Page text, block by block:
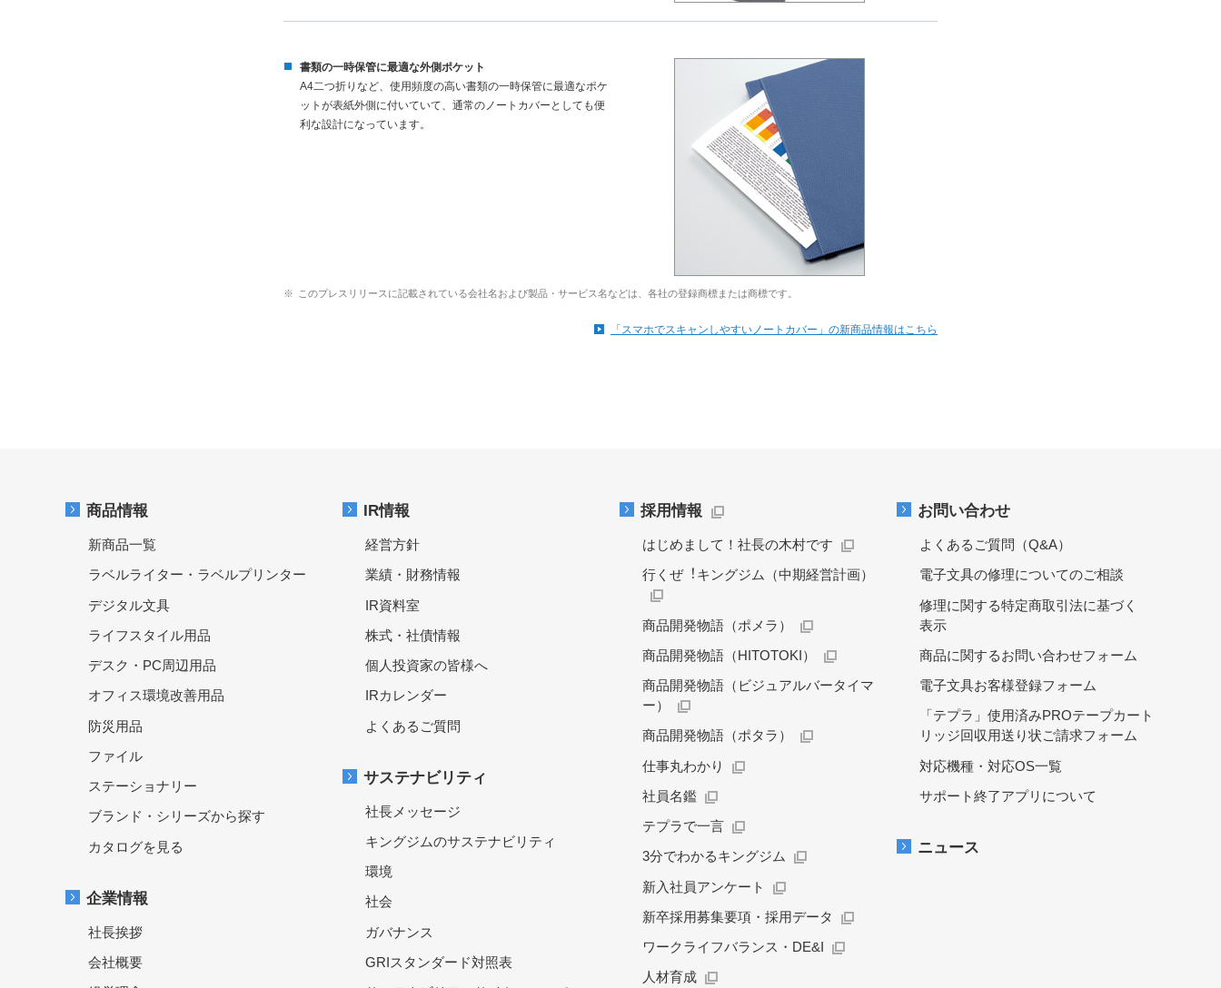
書類の一時保管に最適な外側ポケット
A4二つ折りなど、使用頻度の高い書類の一時保管に最適なポケ
ットが表紙外側に付いていて、通常のノートカバーとしても便
利な設計になっています。
※ このプレスリリースに記載されている会社名および製品・サービス名などは、各社の登録商標または商標です。
「スマホでスキャンしやすいノートカバー」の新商品情報はこちら
商品情報
新商品一覧
ラベルライター・ラベルプリンター
デジタル文具
ライフスタイル用品
デスク・PC周辺用品
オフィス環境改善用品
防災用品
ファイル
ステーショナリー
ブランド・シリーズから探す
カタログを見る
企業情報
社長挨拶
会社概要
IR情報
経営方針
業績・財務情報
IR資料室
株式・社債情報
個人投資家の皆様へ
IRカレンダー
よくあるご質問
サステナビリティ
社長メッセージ
キングジムのサステナビリティ
環境
社会
ガバナンス
GRIスタンダード対照表
採用情報
はじめまして！社長の木村です
行くぜ︕キングジム（中期経営計画）
商品開発物語（ポメラ）
商品開発物語（HITOTOKI）
商品開発物語（ビジュアルバータイマ
ー）
商品開発物語（ポタラ）
仕事丸わかり
社員名鑑
テプラで一言
3分でわかるキングジム
新入社員アンケート
新卒採用募集要項・採用データ
ワークライフバランス・DE&I
人材育成
お問い合わせ
よくあるご質問（Q&A）
電子文具の修理についてのご相談
修理に関する特定商取引法に基づく
表示
商品に関するお問い合わせフォーム
電子文具お客様登録フォーム
「テプラ」使用済みPROテープカート
リッジ回収用送り状ご請求フォーム
対応機種・対応OS一覧
サポート終了アプリについて
ニュース